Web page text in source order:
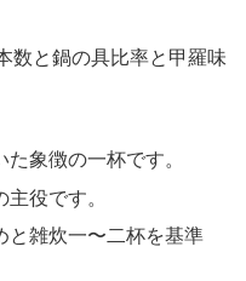
数と鍋の具比率と甲羅味
象徴の一杯です。
役です。
と雑炊一〜二杯を基準